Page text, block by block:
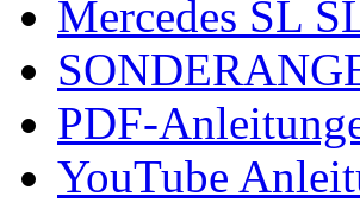
Mercedes SL
PDF-
YouTube